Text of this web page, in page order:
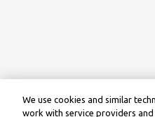
We use cookies and similar
work with service providers